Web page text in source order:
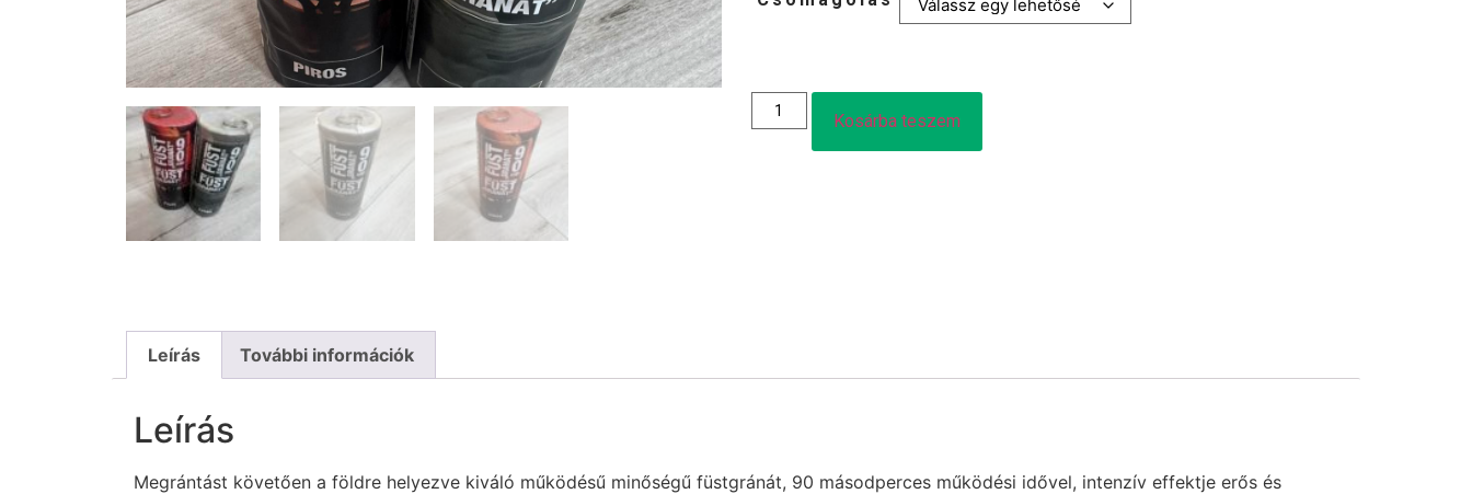
Kosárba teszem
Leírás További információk
Leírás
Megrántást követően a földre helyezve kiváló működésű minőségű füstgránát, 90 másodperces működési idővel, intenzív effektje erős és